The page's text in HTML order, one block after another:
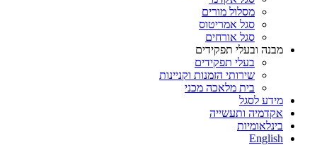
מסלול מורים
סגל אמריטוס
סגל אורחים
מבנה ובעלי תפקידים
בעלי תפקידים
שירותי הזמנות וקניינות
בית מלאכה מכני
מידע לסגל
אקדמיה ותעשייה
בינלאומיות
English